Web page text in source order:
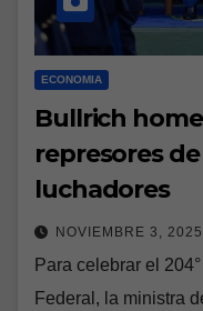
ECONOMIA
Bullrich
represores
luchadores
NOVIEMBRE 3, 2025
Para celebrar el
Federal, la ministra